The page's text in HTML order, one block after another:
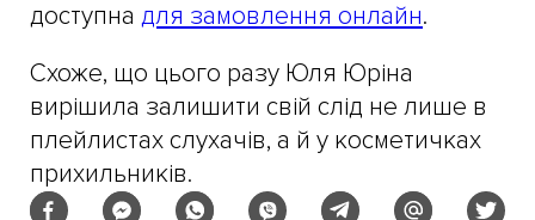
доступна для замовлення онлайн.
Схоже, що цього разу Юля Юріна
вирішила залишити свій слід не лише в
плейлистах слухачів, а й у косметичках
прихильників.